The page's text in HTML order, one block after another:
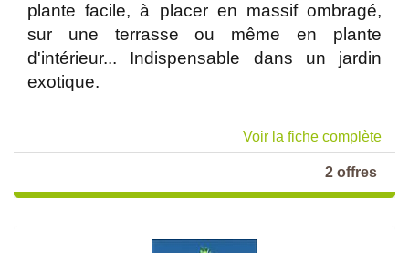
plante facile, à placer en massif ombragé,
sur une terrasse ou même en plante
d'intérieur... Indispensable dans un jardin
exotique.
Voir la fiche complète
2 offres